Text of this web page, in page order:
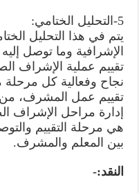
5-التحليل الختامي:
يتم في هذا التحليل
الإشرافية وما توصل
تقييم عملية الإشراف
نجاح وفعالية كل مرحلة
تقييم عمل المشرف،
إدارة مراحل الإشراف
هي مرحلة التقييم
بين المعلم والمشرف.
النقد:-